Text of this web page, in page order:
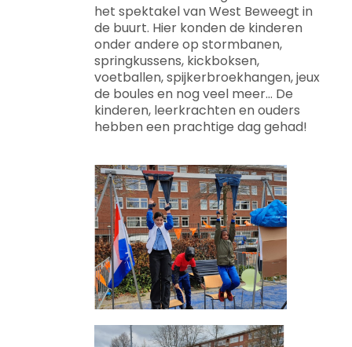
het spektakel van West Beweegt in
de buurt. Hier konden de kinderen
onder andere op stormbanen,
springkussens, kickboksen,
voetballen, spijkerbroekhangen, jeux
de boules en nog veel meer... De
kinderen, leerkrachten en ouders
hebben een prachtige dag gehad!